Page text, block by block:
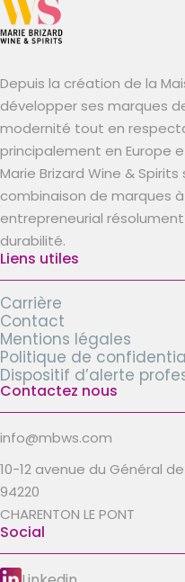
Depuis la création de la
développer ses marques
modernité tout en
principalement en Europe
Marie Brizard Wine &
combinaison de marques
entrepreneurial
durabilité.
Liens utiles
Carrière
Contact
Mentions légales
Politique de
Dispositif d’alerte
Contactez nous
info@mbws.com
10-12 avenue du Général
94220
CHARENTON LE PONT
Social